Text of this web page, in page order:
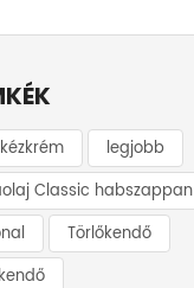
kézkrém
legjobb
Classic habszappan
Törlőkendő